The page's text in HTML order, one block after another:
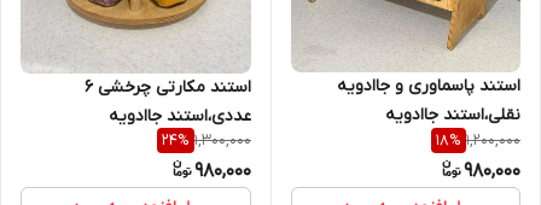
استند پاسماوری و جاادویه
نقلی،استند جاادویه
مکارتی،جاادویه،پاسماوری
1,200,000
18%
980,000
استند مکارتی چرخشی ۶
عددی،استند جاادویه
چرخشی،استند مک کارتی،جاادویه
1,300,000
24%
980,000